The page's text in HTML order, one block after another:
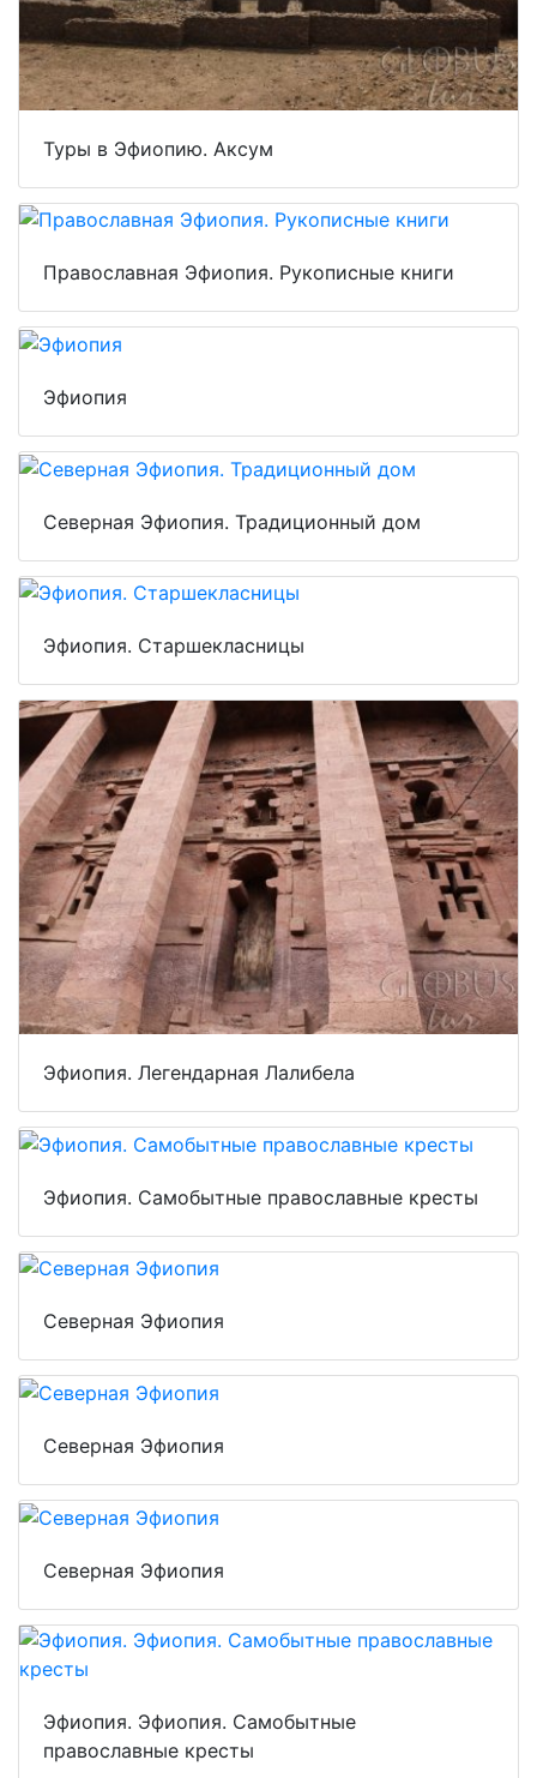
Туры в Эфиопию. Аксум
Православная Эфиопия. Рукописные книги
Эфиопия
Северная Эфиопия. Традиционный дом
Эфиопия. Старшекласницы
Эфиопия. Легендарная Лалибела
Эфиопия. Самобытные православные кресты
Северная Эфиопия
Северная Эфиопия
Северная Эфиопия
Эфиопия. Эфиопия. Самобытные
православные кресты